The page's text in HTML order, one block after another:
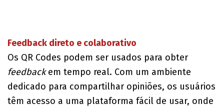
Feedback direto e colaborativo
Os QR Codes podem ser usados ​​para obter
feedbackem tempo real. Com um ambiente
dedicado para compartilhar opiniões, os usuários
têm acesso a uma plataforma fácil de usar, onde